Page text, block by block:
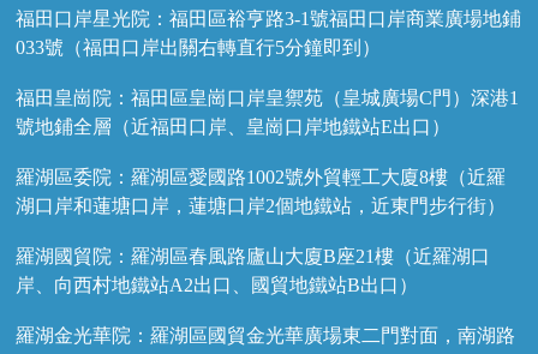
福田口岸星光院：福田區裕亨路3-1號福田口岸商業廣場地鋪
033號（福田口岸出關右轉直行5分鐘即到）
福田皇崗院：福田區皇崗口岸皇禦苑（皇城廣場C門）深港1
號地鋪全層（近福田口岸、皇崗口岸地鐵站E出口）
羅湖區委院：羅湖區愛國路1002號外貿輕工大廈8樓（近羅
湖口岸和蓮塘口岸，蓮塘口岸2個地鐵站，近東門步行街）
羅湖國貿院：羅湖區春風路廬山大廈B座21樓（近羅湖口
岸、向西村地鐵站A2出口、國貿地鐵站B出口）
羅湖金光華院：羅湖區國貿金光華廣場東二門對面，南湖路